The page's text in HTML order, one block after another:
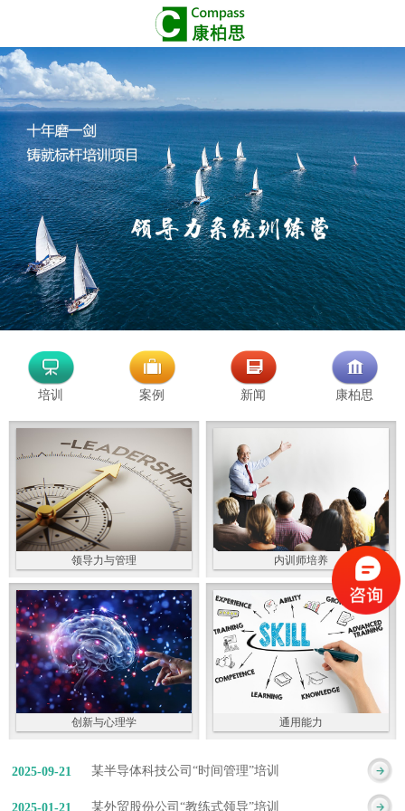
培训 案例 新闻 康柏思
领导力与管理 内训师培养
创新与心理学 通用能力
某半导体科技公司“时间管理”培训
2025-09-21
某外贸股份公司“教练式领导”培训
2025-01-21